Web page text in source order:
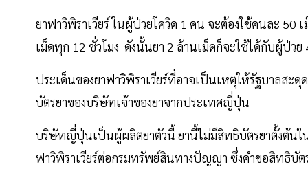
ยาฟาวิพิราเวียร์ ในผู้ป่วยโควิด 1 คน จะต้องใช้คนละ
เม็ดทุก 12 ชั่วโมง ดังนั้นยา 2 ล้านเม็ดก็จะใช้ได้กับผู้ป่ว
ประเด็นของยาฟาวิพิราเวียร์ที่อาจเป็นเหตุให้รัฐบาลสะ
บัตรยาของบริษัทเจ้าของยาจากประเทศญี่ปุ่น
บริษัทญี่ปุ่นเป็นผู้ผลิตยาตัวนี้ ยานี้ไม่มีสิทธิบัตรยาตั้งต้น
ฟาวิพิราเวียร์ต่อกรมทรัพย์สินทางปัญญา ซึ่งคำขอสิทธิบั